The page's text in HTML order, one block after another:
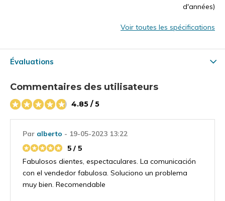
d'années)
Voir toutes les spécifications
Évaluations
Commentaires des utilisateurs
4.85 / 5
Par alberto - 19-05-2023 13:22
5 / 5
Fabulosos dientes, espectaculares. La comunicación
con el vendedor fabulosa. Soluciono un problema
muy bien. Recomendable